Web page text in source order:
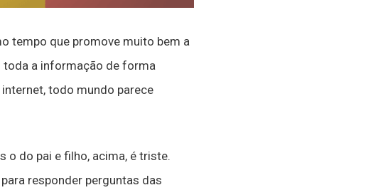
tempo que promove muito bem a
a informação de forma
todo mundo parece
o do pai e filho, acima, é triste.
responder perguntas das